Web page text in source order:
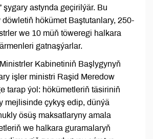
şygary astynda geçirilýär. Bu
hökümet Baştutanlary, 250-
we 10 müň töweregi halkara
gatnaşýarlar.
Kabinetiniň Başlygynyň
işler ministri Raşid Meredow
tarap ýol: hökümetleriň täsiriniň
mejlisinde çykyş edip, dünýä
ösüş maksatlaryny amala
we halkara guramalaryň